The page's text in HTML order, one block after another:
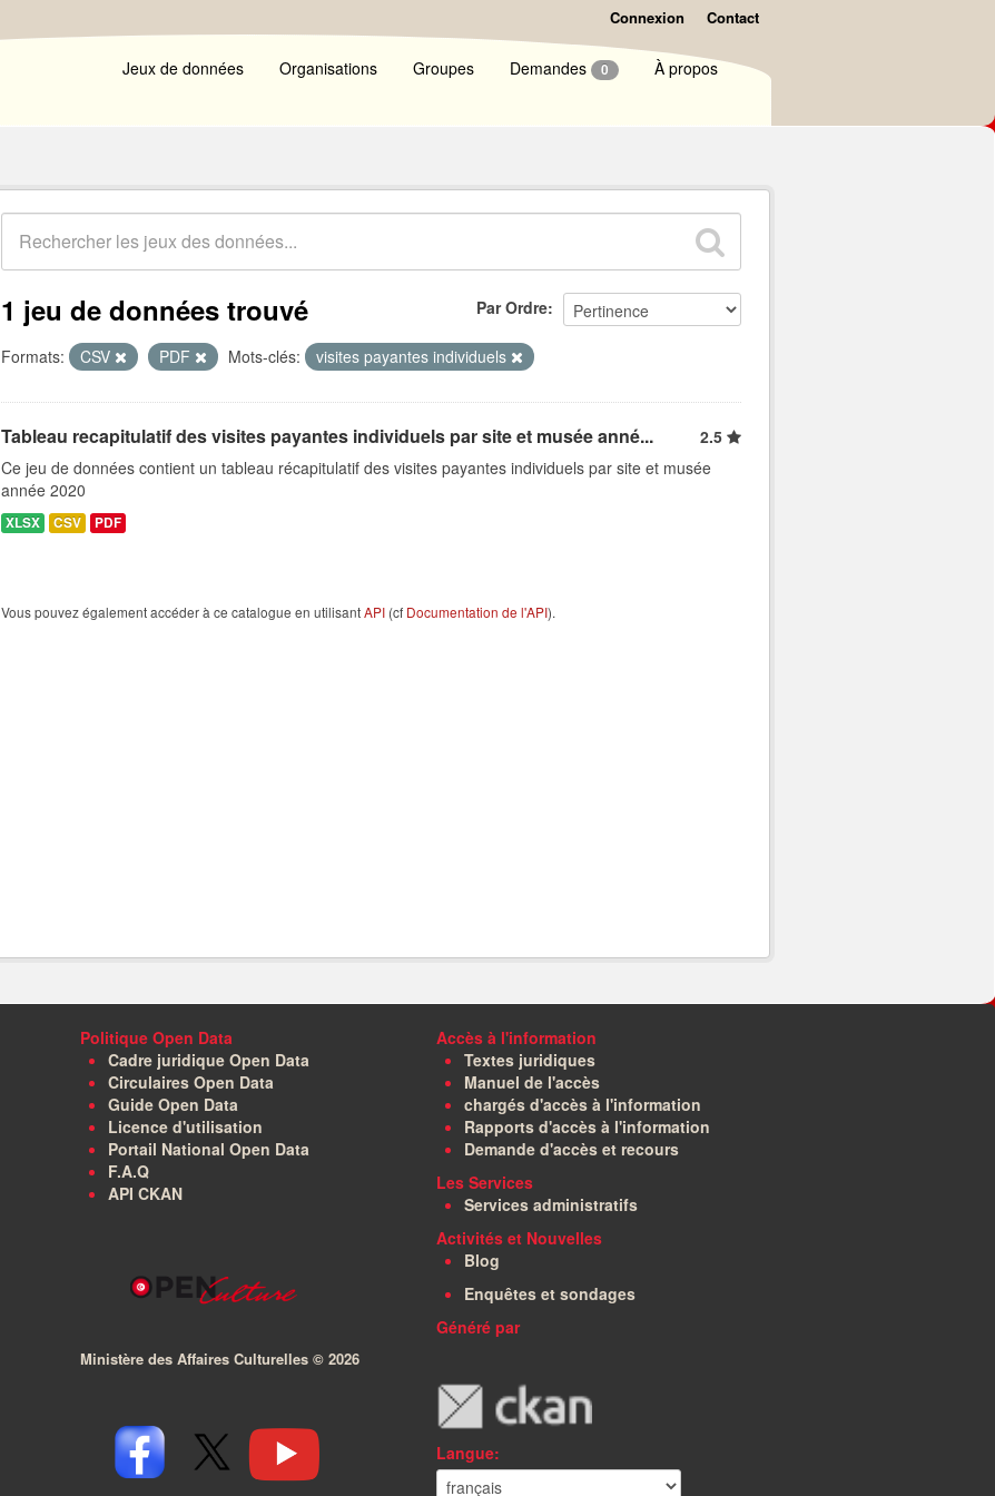
Connexion Contact
Jeux de données Organisations Groupes Demandes 0 À propos
Par Ordre
1 jeu de données trouvé
Formats: CSV PDF Mots-clés: visites payantes individuels
Tableau recapitulatif des visites payantes individuels par site et musée anné...
2.5
Ce jeu de données contient un tableau récapitulatif des visites payantes individuels par site et musée
année 2020
XLSX CSV PDF
Vous pouvez également accéder à ce catalogue en utilisantAPI (cf Documentation de l'API).
Politique Open Data
Cadre juridique Open Data
Circulaires Open Data
Guide Open Data
Licence d'utilisation
Portail National Open Data
F.A.Q
API CKAN
Ministère des Affaires Culturelles © 2026
Accès à l'information
Textes juridiques
Manuel de l'accès
chargés d'accès à l'information
Rapports d'accès à l'information
Demande d'accès et recours
Les Services
Services administratifs
Activités et Nouvelles
Blog
Enquêtes et sondages
Généré par
Langue